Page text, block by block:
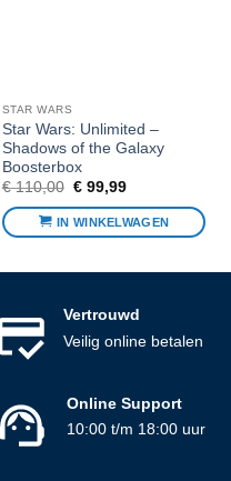
STAR WARS
Star Wars: Unlimited –
Shadows of the Galaxy
Boosterbox
€110,00 Oorspronkelijke
was:
€ 110,00.
€99,99Huidige
is:
€ 99,99.
IN WINKELWAGEN
Vertrouwd
Veilig online betalen
Online Support
10:00 t/m 18:00 uur